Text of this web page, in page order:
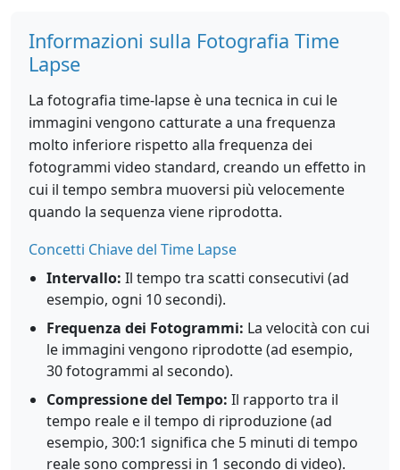
Informazioni sulla Fotografia Time
Lapse
La fotografia time-lapse è una tecnica in cui le
immagini vengono catturate a una frequenza
molto inferiore rispetto alla frequenza dei
fotogrammi video standard, creando un effetto in
cui il tempo sembra muoversi più velocemente
quando la sequenza viene riprodotta.
Concetti Chiave del Time Lapse
Intervallo: Il tempo tra scatti consecutivi (ad
esempio, ogni 10 secondi).
Frequenza dei Fotogrammi: La velocità con cui
le immagini vengono riprodotte (ad esempio,
30 fotogrammi al secondo).
Compressione del Tempo: Il rapporto tra il
tempo reale e il tempo di riproduzione (ad
esempio, 300:1 significa che 5 minuti di tempo
reale sono compressi in 1 secondo di video).